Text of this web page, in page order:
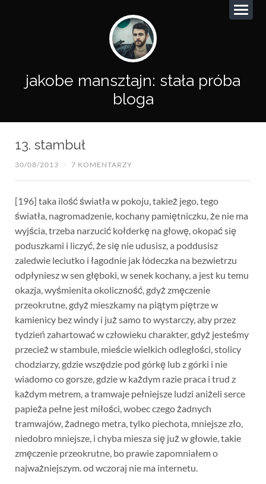
jakobe mansztajn: stała próba
bloga
13. stambuł
30/08/2013 / 7 KOMENTARZY
[196] taka ilość światła w pokoju, takież jego, tego
światła, nagromadzenie, kochany pamiętniczku, że nie ma
wyjścia, trzeba narzucić kołderkę na głowę, okopać się
poduszkami i liczyć, że się nie udusisz, a poddusisz
zaledwie leciutko i łagodnie jak łódeczka na bezwietrzu
odpłyniesz w sen głęboki, w senek kochany, a jest ku temu
okazja, wyśmienita okoliczność, gdyż zmęczenie
przeokrutne, gdyż mieszkamy na piątym piętrze w
kamienicy bez windy i już samo to wystarczy, aby przez
tydzień zahartować w człowieku charakter, gdyż jesteśmy
przecież w stambule, mieście wielkich odległości, stolicy
chodziarzy, gdzie wszędzie pod górkę lub z górki i nie
wiadomo co gorsze, gdzie w każdym razie praca i trud z
każdym metrem, a tramwaje pełniejsze ludzi aniżeli serce
papieża pełne jest miłości, wobec czego żadnych
tramwajów, żadnego metra, tylko piechota, mniejsze zło,
niedobro mniejsze, i chyba miesza się już w głowie, takie
zmęczenie przeokrutne, bo prawie zapomniałem o
najważniejszym. od wczoraj nie ma internetu.